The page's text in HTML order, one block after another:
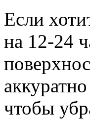
Если
на 12-24
чтобы